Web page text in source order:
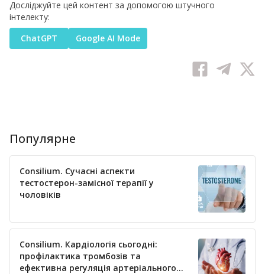
Досліджуйте цей контент за допомогою штучного
інтелекту:
ChatGPT
Google AI Mode
Популярне
Consilium. Сучасні аспекти
тестостерон-замісної терапії у
чоловіків
Consilium. Кардіологія сьогодні:
профілактика тромбозів та
ефективна регуляція артеріального